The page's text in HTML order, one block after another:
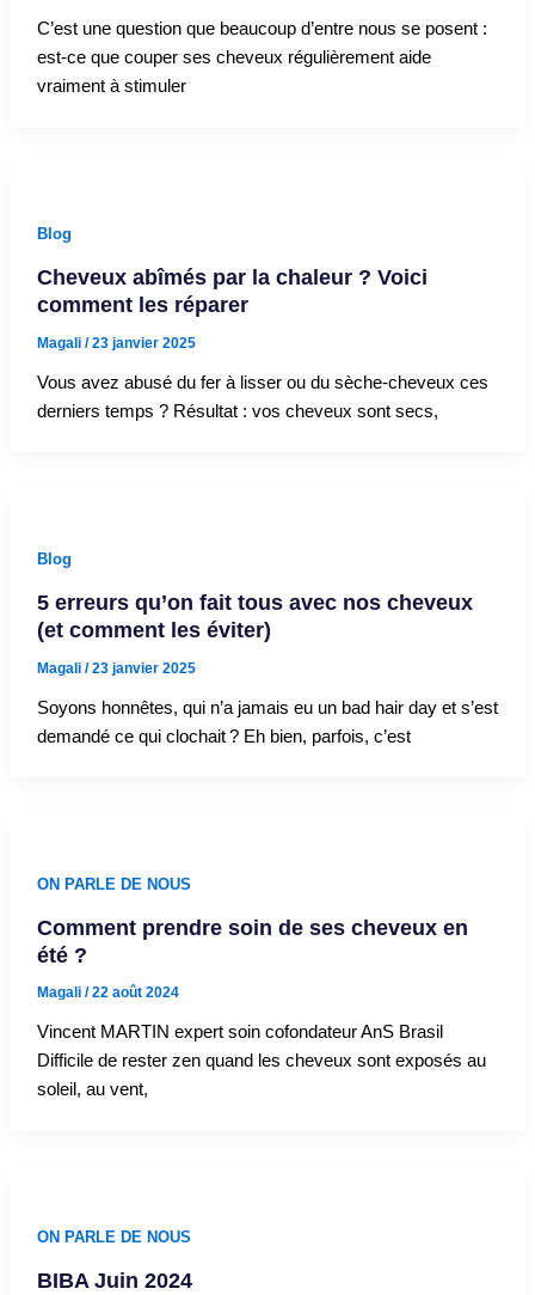
C’est une question que beaucoup d’entre nous se posent :
est-ce que couper ses cheveux régulièrement aide
vraiment à stimuler
Blog
Cheveux abîmés par la chaleur ? Voici
comment les réparer
Magali /23 janvier 2025
Vous avez abusé du fer à lisser ou du sèche-cheveux ces
derniers temps ? Résultat : vos cheveux sont secs,
Blog
5 erreurs qu’on fait tous avec nos cheveux
(et comment les éviter)
Magali /23 janvier 2025
Soyons honnêtes, qui n’a jamais eu un bad hair day et s’est
demandé ce qui clochait ? Eh bien, parfois, c’est
ON PARLE DE NOUS
Comment prendre soin de ses cheveux en
été ?
Magali /22 août 2024
Vincent MARTIN expert soin cofondateur AnS Brasil
Difficile de rester zen quand les cheveux sont exposés au
soleil, au vent,
ON PARLE DE NOUS
BIBA Juin 2024